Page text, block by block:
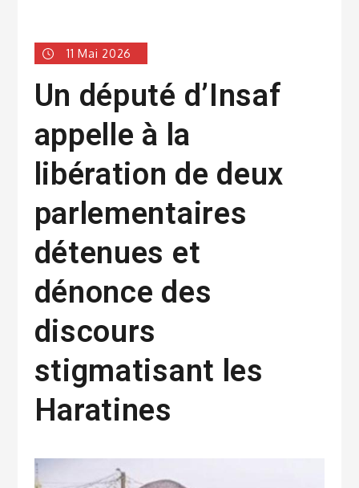
11 Mai 2026
Un député d’Insaf
appelle à la
libération de deux
parlementaires
détenues et
dénonce des
discours
stigmatisant les
Haratines